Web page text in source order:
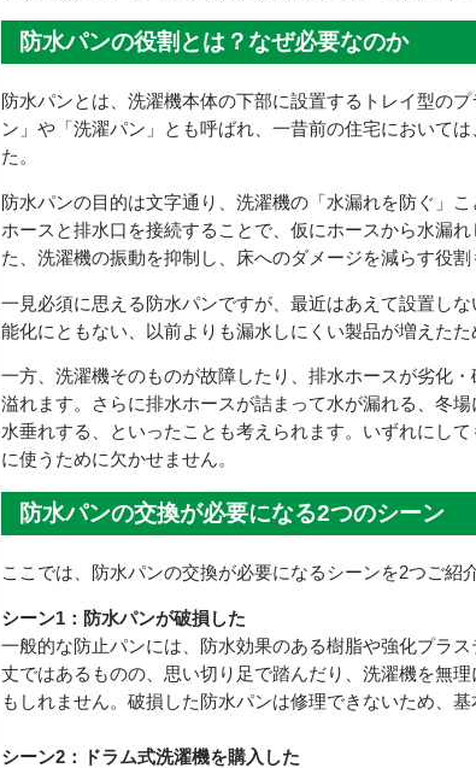
防水パンの役割とは？なぜ必要なのか
防水パンとは、洗濯機本体の下部に設置するトレイ型の
ン」や「洗濯パン」とも呼ばれ、一昔前の住宅において
た。
防水パンの目的は文字通り、洗濯機の「水漏れを防ぐ」
ホースと排水口を接続することで、仮にホースから水漏
た、洗濯機の振動を抑制し、床へのダメージを減らす役割
一見必須に思える防水パンですが、最近はあえて設置し
能化にともない、以前よりも漏水しにくい製品が増えたた
一方、洗濯機そのものが故障したり、排水ホースが劣化
溢れます。さらに排水ホースが詰まって水が漏れる、冬
水垂れする、といったことも考えられます。いずれにし
に使うために欠かせません。
防水パンの交換が必要になる2つのシーン
ここでは、防水パンの交換が必要になるシーンを2つご紹
シーン1：防水パンが破損した
一般的な防止パンには、防水効果のある樹脂や強化プラ
丈ではあるものの、思い切り足で踏んだり、洗濯機を無
もしれません。破損した防水パンは修理できないため、基
シーン2：ドラム式洗濯機を購入した